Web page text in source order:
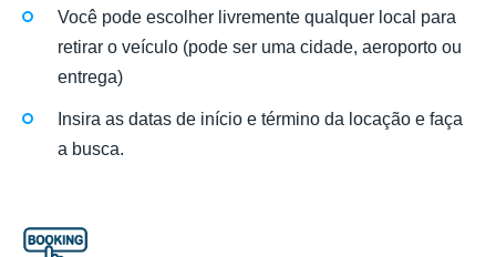
Você pode escolher livremente qualquer local para
retirar o veículo (pode ser uma cidade, aeroporto ou
entrega)
Insira as datas de início e término da locação e faça
a busca.